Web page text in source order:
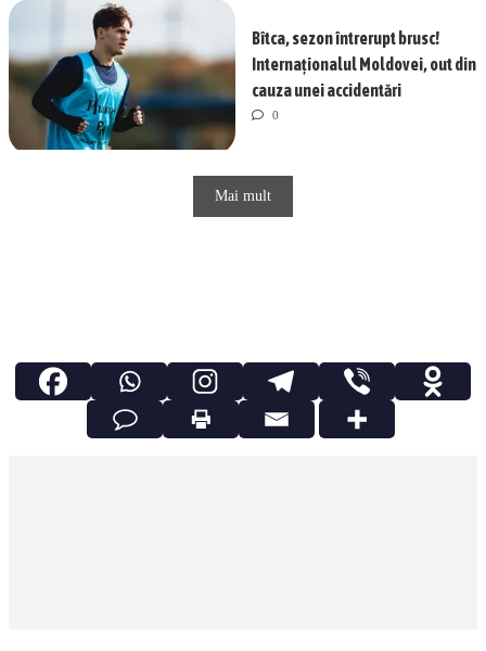
Bîtca, sezon întrerupt brusc!
Internaționalul Moldovei, out din
cauza unei accidentări
0
Mai mult